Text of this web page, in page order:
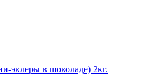
эклеры в шоколаде) 2кг.